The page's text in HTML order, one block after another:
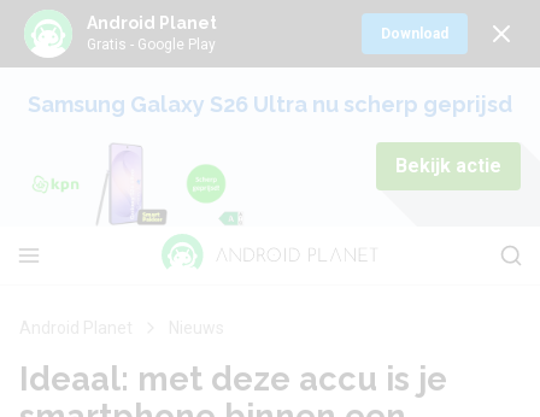
Android Planet
Gratis - Google Play
Download
Samsung Galaxy S26 Ultra nu scherp geprijsd
Bekijk actie
Ideaal: met deze accu is je